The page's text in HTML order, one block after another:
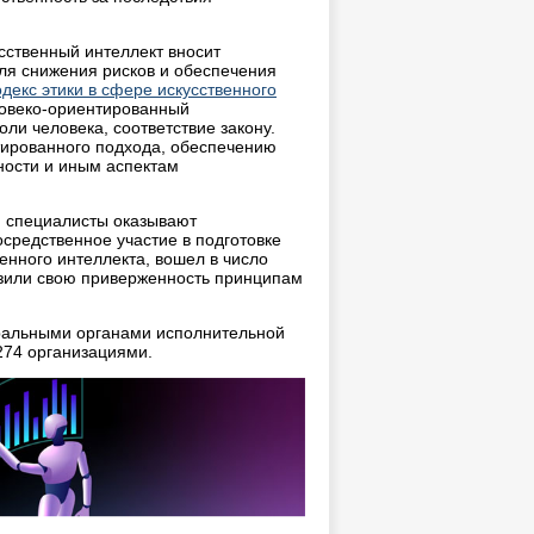
интеллект вносит
снижения рисков и обеспечения
этики в сфере искусственного
ориентированный
человека, соответствие закону.
подхода, обеспечению
и иным аспектам
специалисты оказывают
участие в подготовке
интеллекта, вошел в число
свою приверженность принципам
органами исполнительной
организациями.